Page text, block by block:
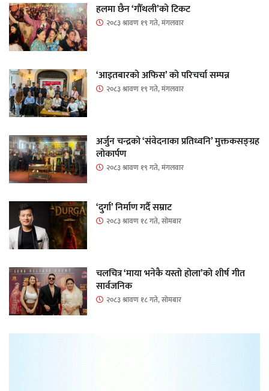
हलमा छैन ‘गौँथली’को टिकट
२०८३ श्रावण १९ गते, मंगलवार
‘आइतबारको अफिस’ को परिचर्चा सम्पन्न
२०८३ श्रावण १९ गते, मंगलवार
अर्जुन चन्द्रको ‘संवेदनाका प्रतिध्वनि’ मुक्तकसङ्ग्रह
लोकार्पण
२०८३ श्रावण १९ गते, मंगलवार
‘दुर्गा’ निर्माण गर्दै सम्राट
२०८३ श्रावण १८ गते, सोमबार
चलचित्र ‘माया भनेकै यस्तो होला’को शीर्ष गीत
सार्वजनिक
२०८३ श्रावण १८ गते, सोमबार